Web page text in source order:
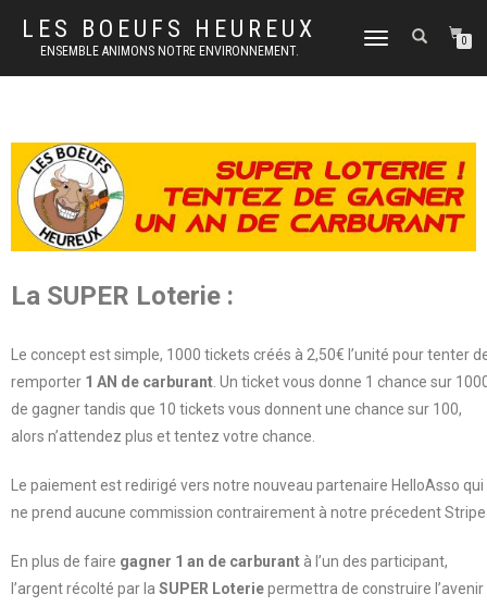
LES BOEUFS HEUREUX
ENSEMBLE ANIMONS NOTRE ENVIRONNEMENT.
DÉPLIER
NAVIGATION
0
La SUPER Loterie :
Le concept est simple, 1000 tickets créés à 2,50€ l’unité pour tenter
remporter 1 AN de carburant. Un ticket vous donne 1 chance sur
de gagner tandis que 10 tickets vous donnent une chance sur 100,
alors n’attendez plus et tentez votre chance.
Le paiement est redirigé vers notre nouveau partenaire HelloAsso qui
ne prend aucune commission contrairement à notre précedent
En plus de faire gagner 1 an de carburant à l’un des participant,
l’argent récolté par la SUPER Loteriepermettra de construire l’avenir